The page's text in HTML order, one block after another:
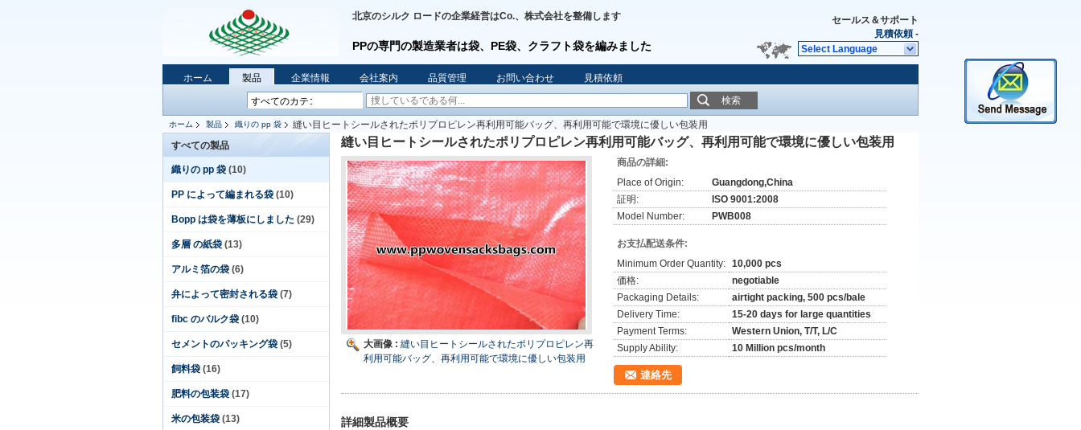
北京のシルク ロードの企業経営はCo.、株式会社を整備します
PPの専門の製造業者は袋、PE袋、クラフト袋を編みました
セールス＆サポート
見積依頼 -
Select Language
ホーム 製品 企業情報 会社案内 品質管理 お問い合わせ
見積依頼
検索
ホーム 製品 織りの pp 袋
縫い目ヒートシールされたポリプロピレン再利用可能バッグ、再利用可能で環境に優しい包装用
すべての製品
織りの pp 袋 (10)
PP によって編まれる袋 (10)
Bopp は袋を薄板にしました (29)
多層 の紙袋 (13)
アルミ箔の袋 (6)
弁によって密封される袋 (7)
fibc のバルク袋 (10)
セメントのパッキング袋 (5)
飼料袋 (16)
肥料の包装袋 (17)
米の包装袋 (13)
縫い目ヒートシールされたポリプロピレン再利用可能バッグ、再利用可能で環境に優しい包装用
大画像 : 縫い目ヒートシールされたポリプロピレン再
利用可能バッグ、再利用可能で環境に優しい包装用
商品の詳細:
Place of Origin:
Guangdong,China
証明:
ISO 9001:2008
Model Number:
PWB008
お支払配送条件:
Minimum Order Quantity: 10,000 pcs
価格:
negotiable
Packaging Details:
airtight packing, 500 pcs/bale
Delivery Time:
15-20 days for large quantities
Payment Terms:
Western Union, T/T, L/C
Supply Ability:
10 Million pcs/month
連絡先
詳細製品概要